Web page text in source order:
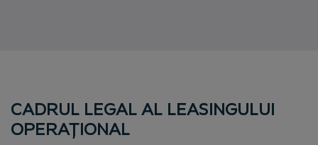
CADRUL LEGAL AL LEASINGULUI
OPERAȚIONAL